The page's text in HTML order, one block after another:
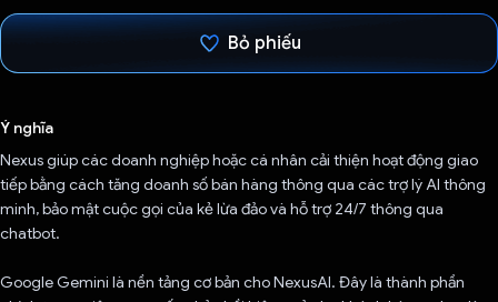
Bỏ phiếu
Ý nghĩa
Nexus giúp các doanh nghiệp hoặc cá nhân cải thiện hoạt động giao
tiếp bằng cách tăng doanh số bán hàng thông qua các trợ lý AI thông
minh, bảo mật cuộc gọi của kẻ lừa đảo và hỗ trợ 24/7 thông qua
chatbot.
Google Gemini là nền tảng cơ bản cho NexusAI. Đây là thành phần